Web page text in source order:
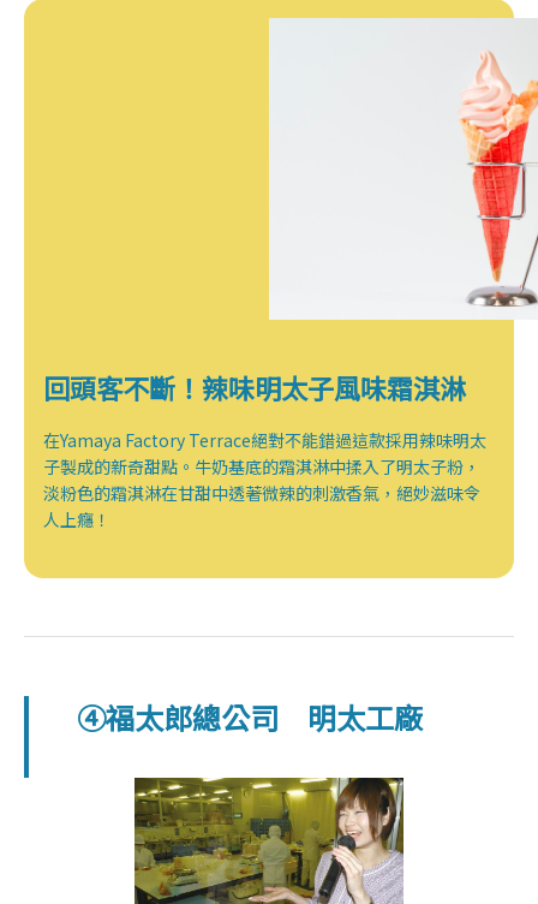
回頭客不斷！辣味明太子風味霜淇淋
在Yamaya Factory Terrace絕對不能錯過這款採用辣味明太
子製成的新奇甜點。牛奶基底的霜淇淋中揉入了明太子粉，
淡粉色的霜淇淋在甘甜中透著微辣的刺激香氣，絕妙滋味令
人上癮！
④福太郎總公司 明太工廠